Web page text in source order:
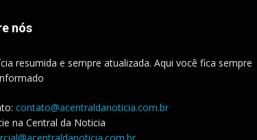
nós
resumida e sempre atualizada. Aqui você fica sempre
contato@acentraldanoticia.com.br
na Central da Noticia